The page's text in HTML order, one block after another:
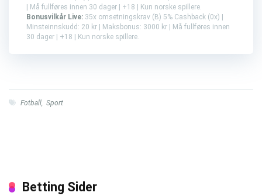
| Må fullføres innen 30 dager | +18 | Kun norske spillere.
Bonusvilkår Live: 35x omsetningskrav (B) 5% Cashback (0x) |
Minsteinnskudd: 20 kr | Maksbonus: 3000 kr | Må fullføres innen
30 dager | +18 | Kun norske spillere.
Fotball, Sport
Betting Sider